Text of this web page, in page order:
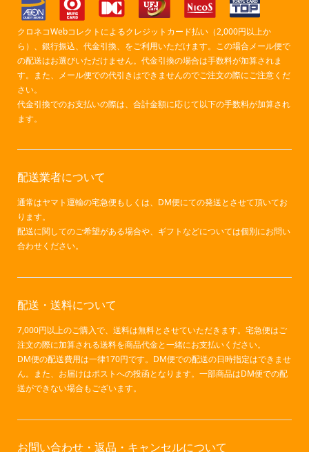
クロネコWebコレクトによるクレジットカード払い（2,000円以上か
ら）、銀行振込、代金引換、をご利用いただけます。この場合メール便で
の配送はお選びいただけません。代金引換の場合は手数料が加算されま
す。また、メール便での代引きはできませんのでご注文の際にご注意くだ
さい。
代金引換でのお支払いの際は、合計金額に応じて以下の手数料が加算され
ます。
配送業者について
通常はヤマト運輸の宅急便もしくは、DM便にての発送とさせて頂いてお
ります。
配送に関してのご希望がある場合や、ギフトなどについては個別にお問い
合わせください。
配送・送料について
7,000円以上のご購入で、送料は無料とさせていただきます。宅急便はご
注文の際に加算される送料を商品代金と一緒にお支払いください。
DM便の配送費用は一律170円です。DM便での配送の日時指定はできませ
ん。また、お届けはポストへの投函となります。一部商品はDM便での配
送ができない場合もございます。
お問い合わせ・返品・キャンセルについて